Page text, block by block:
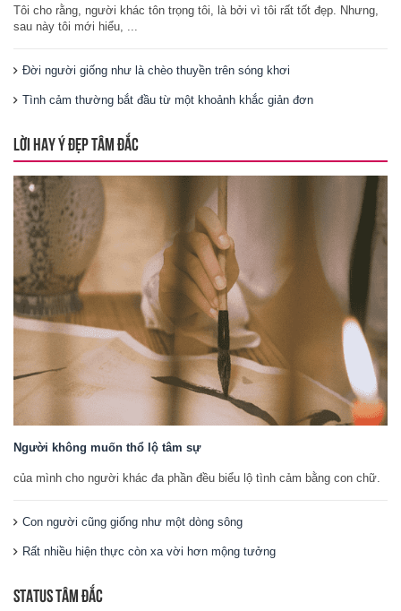
Tôi cho rằng, người khác tôn trọng tôi, là bởi vì tôi rất tốt đẹp. Nhưng,
sau này tôi mới hiểu, ...
Đời người giống như là chèo thuyền trên sóng khơi
Tình cảm thường bắt đầu từ một khoảnh khắc giản đơn
LỜI HAY Ý ĐẸP TÂM ĐẮC
Người không muốn thổ lộ tâm sự
của mình cho người khác đa phần đều biểu lộ tình cảm bằng con chữ.
Con người cũng giống như một dòng sông
Rất nhiều hiện thực còn xa vời hơn mộng tưởng
STATUS TÂM ĐẮC